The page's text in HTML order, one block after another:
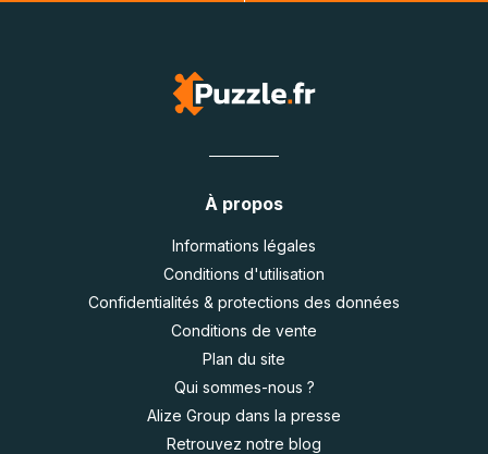
À propos
Informations légales
Conditions d'utilisation
Confidentialités & protections des données
Conditions de vente
Plan du site
Qui sommes-nous ?
Alize Group dans la presse
Retrouvez notre blog